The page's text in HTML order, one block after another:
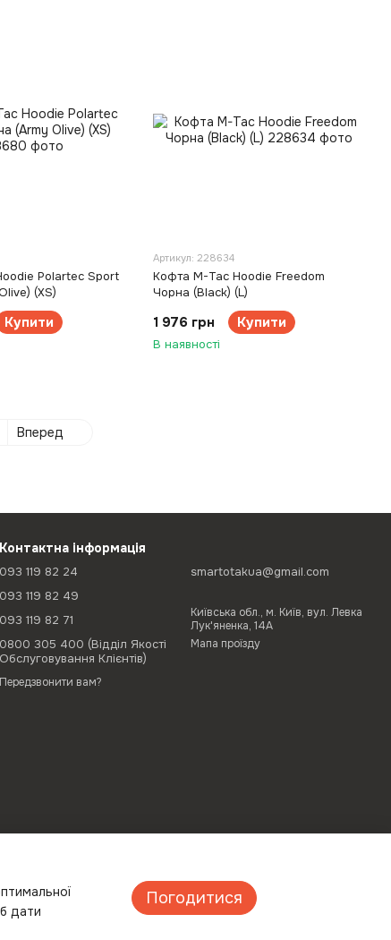
Polartec Sport
(XS)
Купити
Артикул: 228634
Кофта M-Tac Hoodie Freedom
Чорна (Black) (L)
1 976 грн Купити
В наявності
Вперед
Контактна інформація
093 119 82 24
093 119 82 49
093 119 82 71
0800 305 400 (Відділ Якості
Обслуговування Клієнтів)
Передзвонити вам?
smartotakua@gmail.com
Київська обл., м. Київ, вул. Левка
Лук'яненка, 14А
Мапа проїзду
дати
Погодитися